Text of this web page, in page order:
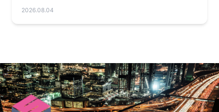
2026.08.04